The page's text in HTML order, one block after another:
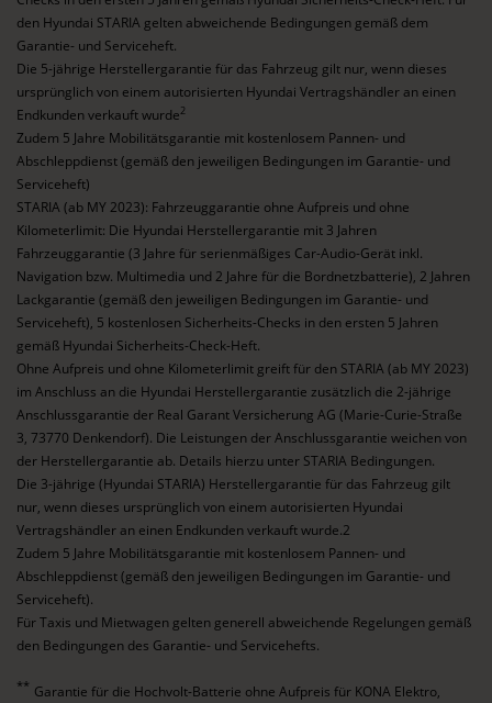
den Hyundai STARIA gelten abweichende Bedingungen gemäß dem
Garantie- und Serviceheft.
Die 5-jährige Herstellergarantie für das Fahrzeug gilt nur, wenn dieses
ursprünglich von einem autorisierten Hyundai Vertragshändler an einen
Endkunden verkauft wurde2
Zudem 5 Jahre Mobilitätsgarantie mit kostenlosem Pannen- und
Abschleppdienst (gemäß den jeweiligen Bedingungen im Garantie- und
Serviceheft)
STARIA (ab MY 2023): Fahrzeuggarantie ohne Aufpreis und ohne
Kilometerlimit: Die Hyundai Herstellergarantie mit 3 Jahren
Fahrzeuggarantie (3 Jahre für serienmäßiges Car-Audio-Gerät inkl.
Navigation bzw. Multimedia und 2 Jahre für die Bordnetzbatterie), 2 Jahren
Lackgarantie (gemäß den jeweiligen Bedingungen im Garantie- und
Serviceheft), 5 kostenlosen Sicherheits-Checks in den ersten 5 Jahren
gemäß Hyundai Sicherheits-Check-Heft.
Ohne Aufpreis und ohne Kilometerlimit greift für den STARIA (ab MY 2023)
im Anschluss an die Hyundai Herstellergarantie zusätzlich die 2-jährige
Anschlussgarantie der Real Garant Versicherung AG (Marie-Curie-Straße
3, 73770 Denkendorf). Die Leistungen der Anschlussgarantie weichen von
der Herstellergarantie ab. Details hierzu unter STARIA Bedingungen.
Die 3-jährige (Hyundai STARIA) Herstellergarantie für das Fahrzeug gilt
nur, wenn dieses ursprünglich von einem autorisierten Hyundai
Vertragshändler an einen Endkunden verkauft wurde.2
Zudem 5 Jahre Mobilitätsgarantie mit kostenlosem Pannen- und
Abschleppdienst (gemäß den jeweiligen Bedingungen im Garantie- und
Serviceheft).
Für Taxis und Mietwagen gelten generell abweichende Regelungen gemäß
den Bedingungen des Garantie- und Servicehefts.
** Garantie für die Hochvolt-Batterie ohne Aufpreis für KONA Elektro,